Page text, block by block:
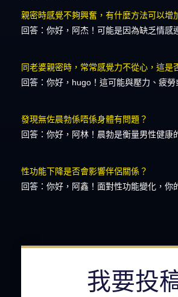
親密時感覺不夠興奮，有什麼方法可以增
回答：你好，阿杰！可能是因為缺乏情感
同老婆親密時，常常感覺力不從心，這是
回答：你好，hugo！這可能與壓力、疲
發現無佐晨勃係唔係身體有問題？
回答：你好，阿林！晨勃是衡量男性健康
性功能下降是否會影響伴侶關係？
回答：你好，阿鑫！面對性功能變化，你
我要投